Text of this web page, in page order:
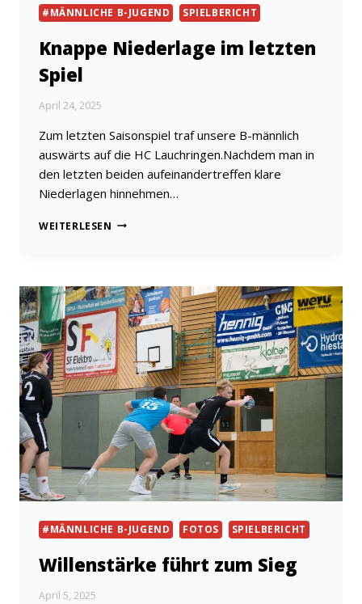
#MÄNNLICHE B-JUGEND SPIELBERICHT
Knappe Niederlage im letzten
Spiel
April 24, 2025
Zum letzten Saisonspiel traf unsere B-männlich
auswärts auf die HC Lauchringen.Nachdem man in
den letzten beiden aufeinandertreffen klare
Niederlagen hinnehmen…
WEITERLESEN KNAPPE
SPIEL
#MÄNNLICHE B-JUGEND FOTOS SPIELBERICHT
Willenstärke führt zum Sieg
April 5, 2025